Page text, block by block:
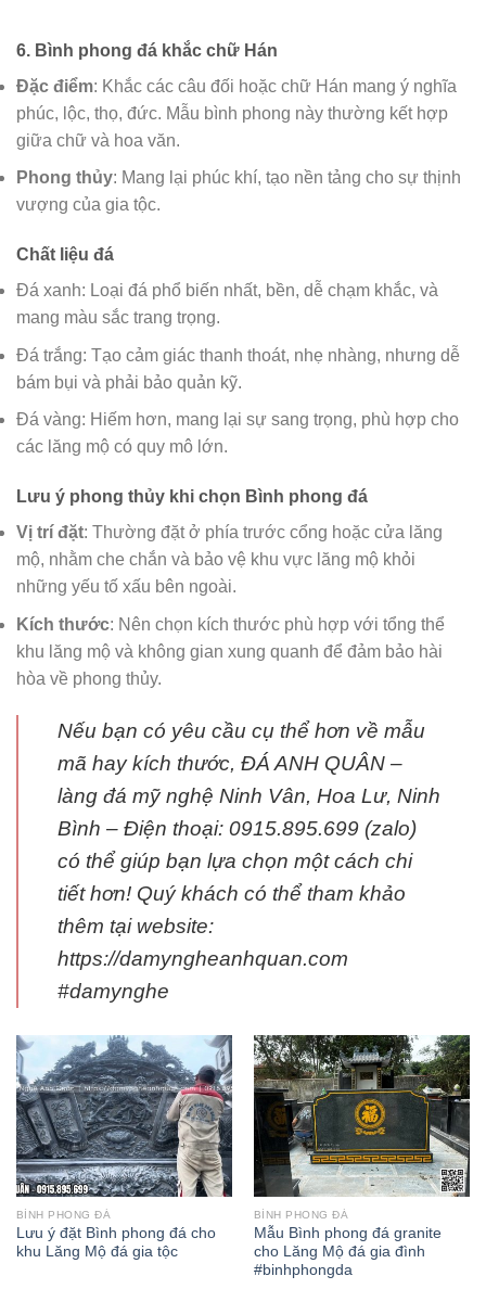
6. Bình phong đá khắc chữ Hán
Đặc điểm: Khắc các câu đối hoặc chữ Hán mang ý nghĩa
phúc, lộc, thọ, đức. Mẫu bình phong này thường kết hợp
giữa chữ và hoa văn.
Phong thủy: Mang lại phúc khí, tạo nền tảng cho sự thịnh
vượng của gia tộc.
Chất liệu đá
Đá xanh: Loại đá phổ biến nhất, bền, dễ chạm khắc, và
mang màu sắc trang trọng.
Đá trắng: Tạo cảm giác thanh thoát, nhẹ nhàng, nhưng dễ
bám bụi và phải bảo quản kỹ.
Đá vàng: Hiếm hơn, mang lại sự sang trọng, phù hợp cho
các lăng mộ có quy mô lớn.
Lưu ý phong thủy khi chọn Bình phong đá
Vị trí đặt: Thường đặt ở phía trước cổng hoặc cửa lăng
mộ, nhằm che chắn và bảo vệ khu vực lăng mộ khỏi
những yếu tố xấu bên ngoài.
Kích thước: Nên chọn kích thước phù hợp với tổng thể
khu lăng mộ và không gian xung quanh để đảm bảo hài
hòa về phong thủy.
Nếu bạn có yêu cầu cụ thể hơn về mẫu
mã hay kích thước, ĐÁ ANH QUÂN –
làng đá mỹ nghệ Ninh Vân, Hoa Lư, Ninh
Bình – Điện thoại: 0915.895.699 (zalo)
có thể giúp bạn lựa chọn một cách chi
tiết hơn! Quý khách có thể tham khảo
thêm tại website:
https://damyngheanhquan.com
#damynghe
BÌNH PHONG ĐÁ
Lưu ý đặt Bình phong đá cho
khu Lăng Mộ đá gia tộc
BÌNH PHONG ĐÁ
Mẫu Bình phong đá granite
cho Lăng Mộ đá gia đình
#binhphongda